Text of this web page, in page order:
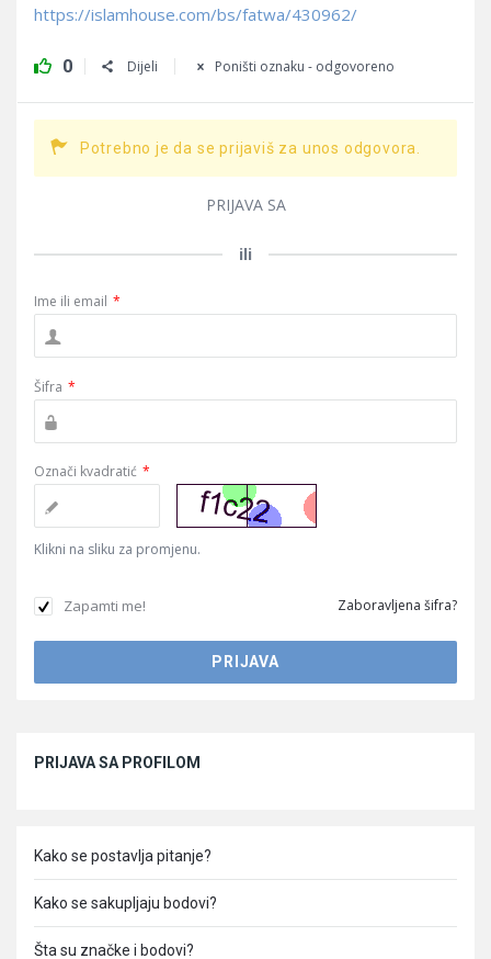
https://islamhouse.com/bs/fatwa/430962/
0 Dijeli Poništi oznaku - odgovoreno
Potrebno je da se prijaviš za unos odgovora.
PRIJAVA SA
ili
Ime ili email *
Šifra *
Označi kvadratić *
Klikni na sliku za promjenu.
Zapamti me! Zaboravljena šifra?
PRIJAVA SA PROFILOM
Kako se postavlja pitanje?
Kako se sakupljaju bodovi?
Šta su značke i bodovi?